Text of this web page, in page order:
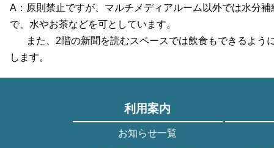
A：原則禁止ですが、マルチメディアルーム以外では水分
で、水やお茶などを可としています。
また、2階の新聞を読むスペースでは飲食もできるよう
します。
利用案内
お知らせ一覧